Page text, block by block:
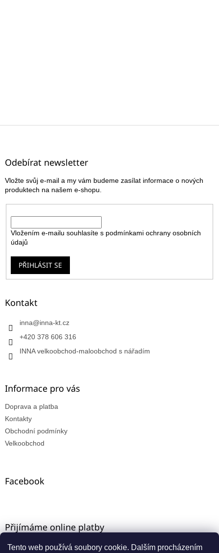
Tento web používá soubory cookie. Dalším procházením
Z
Odebírat newsletter
Vložte svůj e-mail a my vám budeme zasílat informace o nových
produktech na našem e-shopu.
Vložením e-mailu souhlasíte s podmínkami ochrany osobních
údajů
PŘIHLÁSIT SE
Kontakt
inna@inna-kt.cz
+420 378 606 316
INNA velkoobchod-maloobchod s nářadím
Informace pro vás
Doprava a platba
Kontakty
Obchodní podmínky
Velkoobchod
Facebook
Přijímáme online platby